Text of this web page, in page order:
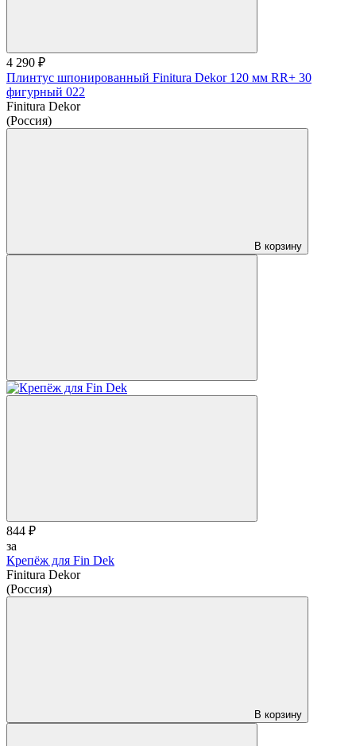
4 290 ₽
Плинтус шпонированный Finitura Dekor 120 мм RR+ 30
фигурный 022
Finitura Dekor
(Россия)
В корзину
844 ₽
за
Крепёж для Fin Dek
Finitura Dekor
(Россия)
В корзину